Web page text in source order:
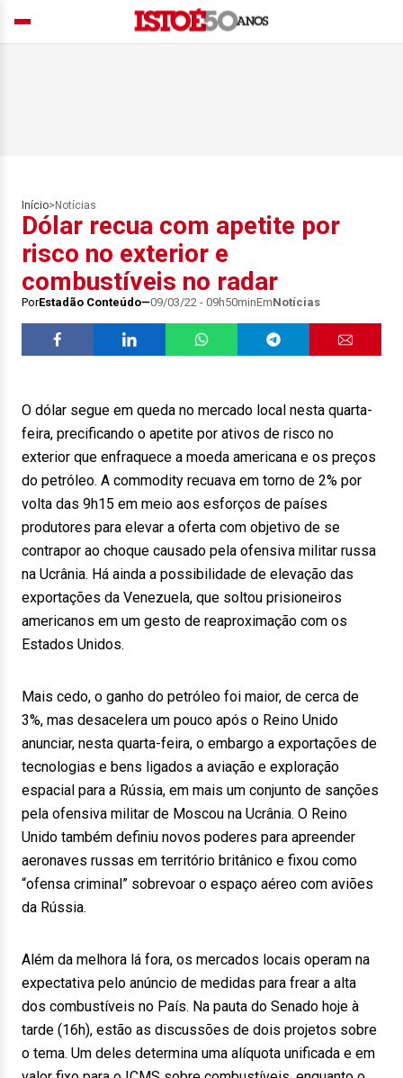
Início> Notícias
Dólar recua com apetite por
risco no exterior e
combustíveis no radar
PorEstadão Conteúdo 09/03/22 - 09h50minEmNotícias
O dólar segue em queda no mercado local nesta quarta-
feira, precificando o apetite por ativos de risco no
exterior que enfraquece a moeda americana e os preços
do petróleo. A commodity recuava em torno de 2% por
volta das 9h15 em meio aos esforços de países
produtores para elevar a oferta com objetivo de se
contrapor ao choque causado pela ofensiva militar russa
na Ucrânia. Há ainda a possibilidade de elevação das
exportações da Venezuela, que soltou prisioneiros
americanos em um gesto de reaproximação com os
Estados Unidos.
Mais cedo, o ganho do petróleo foi maior, de cerca de
3%, mas desacelera um pouco após o Reino Unido
anunciar, nesta quarta-feira, o embargo a exportações de
tecnologias e bens ligados a aviação e exploração
espacial para a Rússia, em mais um conjunto de sanções
pela ofensiva militar de Moscou na Ucrânia. O Reino
Unido também definiu novos poderes para apreender
aeronaves russas em território britânico e fixou como
“ofensa criminal” sobrevoar o espaço aéreo com aviões
da Rússia.
Além da melhora lá fora, os mercados locais operam na
expectativa pelo anúncio de medidas para frear a alta
dos combustíveis no País. Na pauta do Senado hoje à
tarde (16h), estão as discussões de dois projetos sobre
o tema. Um deles determina uma alíquota unificada e em